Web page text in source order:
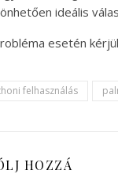
ideális
esetén
felhasználás
HOZZÁ